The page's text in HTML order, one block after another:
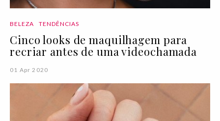
BELEZA TENDÊNCIAS
Cinco looks de maquilhagem para
recriar antes de uma videochamada
01 Apr 2020